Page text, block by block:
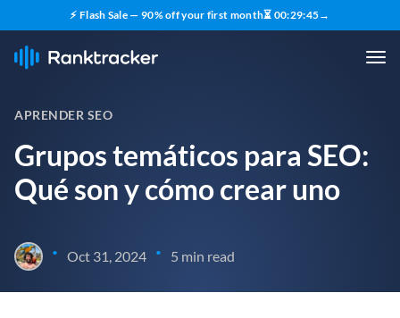
⚡ Flash Sale — 90% off your first month⏳ 00:29:44→
APRENDER SEO
Grupos temáticos para SEO:
Qué son y cómo crear uno
• Oct 31, 2024 • 5 min read